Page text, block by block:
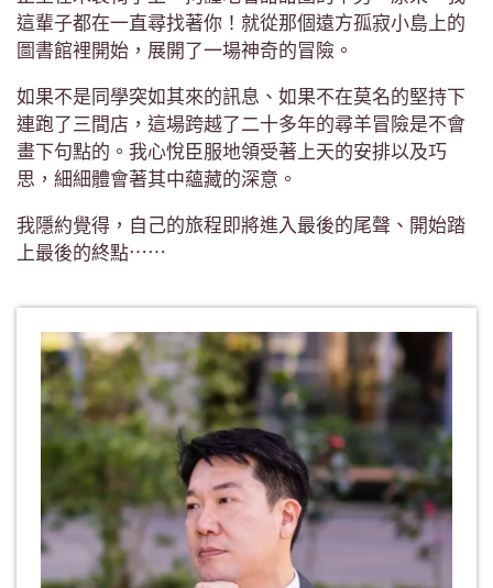
這輩子都在一直尋找著你！就從那個遠方孤寂小島上的
圖書館裡開始，展開了一場神奇的冒險。
如果不是同學突如其來的訊息、如果不在莫名的堅持下
連跑了三間店，這場跨越了二十多年的尋羊冒險是不會
畫下句點的。我心悅臣服地領受著上天的安排以及巧
思，細細體會著其中蘊藏的深意。
我隱約覺得，自己的旅程即將進入最後的尾聲、開始踏
上最後的終點⋯⋯